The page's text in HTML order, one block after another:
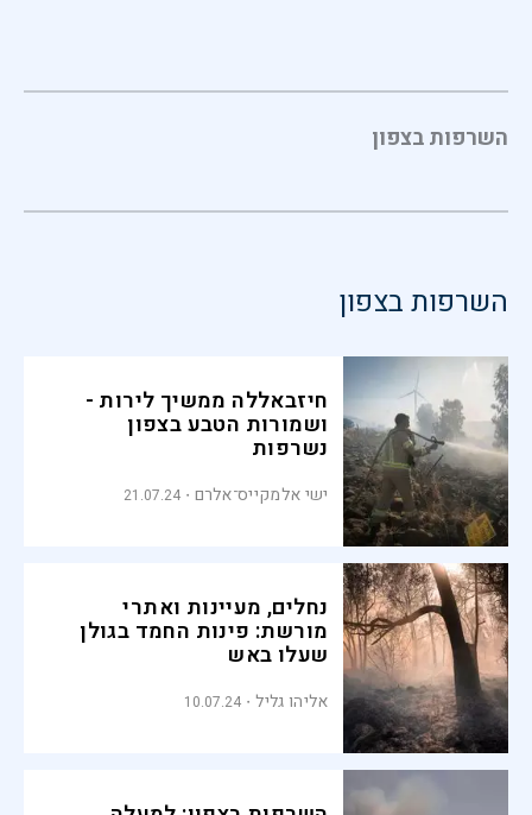
השרפות בצפון
השרפות בצפון
חיזבאללה ממשיך לירות -
ושמורות הטבע בצפון
נשרפות
ישי אלמקייס־אלרם 21.07.24
נחלים, מעיינות ואתרי
מורשת: פינות החמד בגולן
שעלו באש
אליהו גליל 10.07.24